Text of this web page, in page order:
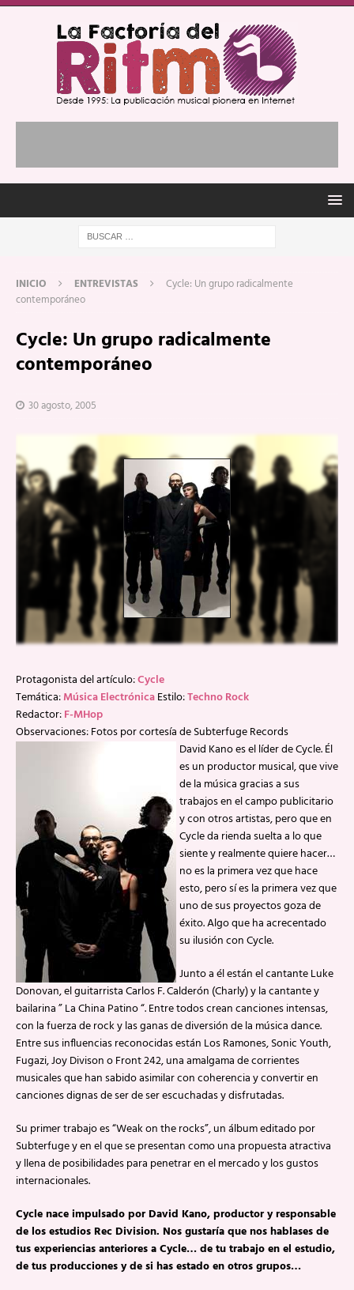
INICIO ENTREVISTAS
Cycle: Un grupo radicalmente
contemporáneo
Cycle: Un grupo radicalmente
contemporáneo
30 agosto, 2005
Protagonista del artículo:Cycle
Temática:Música ElectrónicaEstilo:Techno Rock
Redactor:F-MHop
Observaciones: Fotos por cortesía de Subterfuge Records
David Kano es el líder de Cycle. Él
es un productor musical, que vive
de la música gracias a sus
trabajos en el campo publicitario
y con otros artistas, pero que en
Cycle da rienda suelta a lo que
siente y realmente quiere hacer…
no es la primera vez que hace
esto, pero sí es la primera vez que
uno de sus proyectos goza de
éxito. Algo que ha acrecentado
su ilusión con Cycle.
Junto a él están el cantante Luke
Donovan, el guitarrista Carlos F. Calderón (Charly) y la cantante y
bailarina ” La China Patino “. Entre todos crean canciones intensas,
con la fuerza de rock y las ganas de diversión de la música dance.
Entre sus influencias reconocidas están Los Ramones, Sonic Youth,
Fugazi, Joy Divison o Front 242, una amalgama de corrientes
musicales que han sabido asimilar con coherencia y convertir en
canciones dignas de ser de ser escuchadas y disfrutadas.
Su primer trabajo es “Weak on the rocks”, un álbum editado por
Subterfuge y en el que se presentan como una propuesta atractiva
y llena de posibilidades para penetrar en el mercado y los gustos
internacionales.
Cycle nace impulsado por David Kano, productor y responsable
de los estudios Rec Division. Nos gustaría que nos hablases de
tus experiencias anteriores a Cycle… de tu trabajo en el estudio,
de tus producciones y de si has estado en otros grupos…